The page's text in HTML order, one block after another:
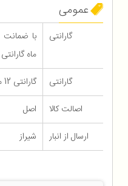
عمومی
گارانتی
ماه گارانتی
گارانتی
گارانتی 12 ماه شرکتی
اصالت کالا
اصل
ارسال از انبار
شیراز